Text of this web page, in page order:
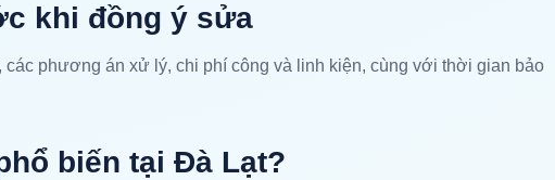
khi đồng ý sửa
các phương án xử lý, chi phí công và linh kiện, cùng với thời gian bảo
biến tại Đà Lạt?